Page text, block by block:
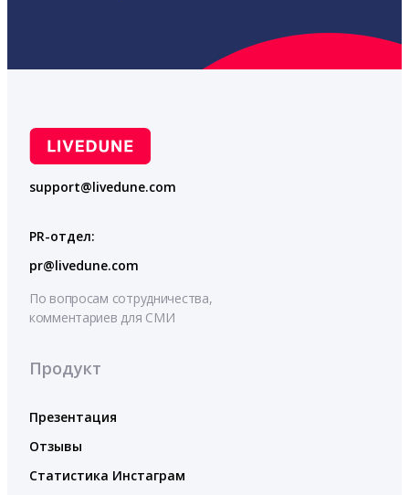
support@livedune.com
PR-отдел:
pr@livedune.com
По вопросам сотрудничества,
комментариев для СМИ
Продукт
Презентация
Отзывы
Статистика Инстаграм